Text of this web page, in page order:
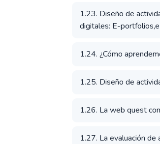
1.23. Diseño de
digitales: E-
1.24. ¿Cómo
1.25. Diseño de
1.26. La web quest
1.27. La evaluación